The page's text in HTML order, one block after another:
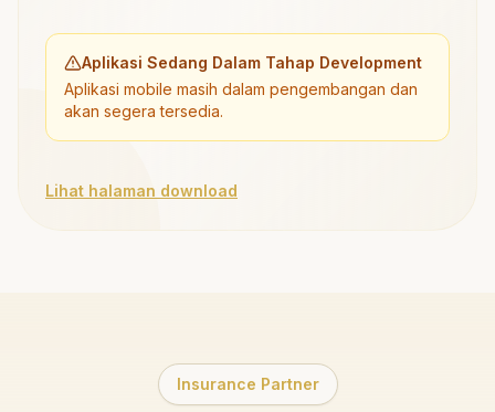
Aplikasi Sedang Dalam Tahap Development
Aplikasi mobile masih dalam pengembangan dan
akan segera tersedia.
Lihat halaman download
Insurance Partner